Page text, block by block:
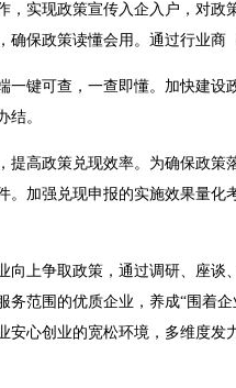
实现政策宣传入企入户，对政
保政策读懂会用。通过行业商
键可查，一查即懂。加快建设
结。
高政策兑现效率。为确保政策
。加强兑现申报的实施效果量
上争取政策，通过调研、座谈
务范围的优质企业，养成“围着
心创业的宽松环境，多维度发